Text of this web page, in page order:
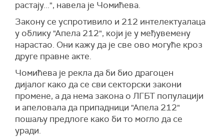
растају...", навела је Чомићева.
Закону се успротивило и 212 интелектуалаца
у облику "Апела 212", који је у међувемену
нарастао. Они кажу да је све ово могуће кроз
друге правне акте.
Чомићева је рекла да би био драгоцен
дијалог како да се сви секторски закони
промене, а да нема закона о ЛГБТ популацији
и апеловала да припадници "Апела 212"
пошаљу предлоге како би то могло да се
уради.